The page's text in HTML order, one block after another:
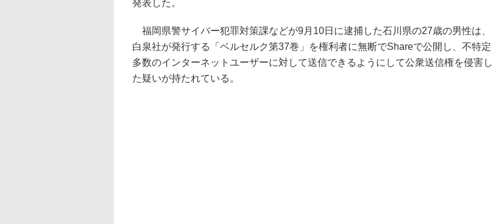
発表した。
福岡県警サイバー犯罪対策課などが9月10日に逮捕した石川県の27歳の男性は、
白泉社が発行する「ベルセルク第37巻」を権利者に無断でShareで公開し、不特定
多数のインターネットユーザーに対して送信できるようにして公衆送信権を侵害し
た疑いが持たれている。